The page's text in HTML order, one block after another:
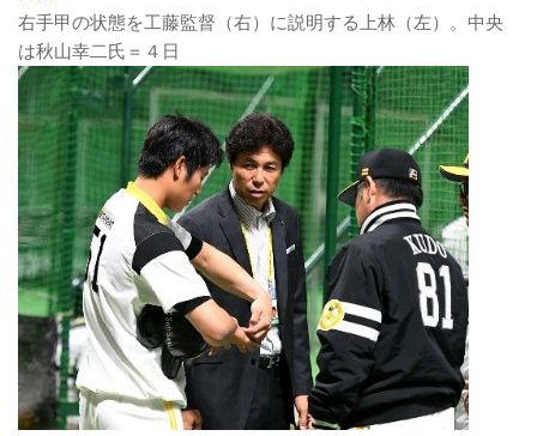
右手甲の状態を工藤監督（右）に説明する上林（左）。中央
は秋山幸二氏＝４日